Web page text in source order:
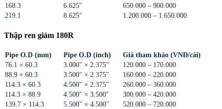
168.3
6.625″
650.000 – 900.000
219.1
8.625″ 1.200.000 – 1.650.000
Thập ren giảm 180R
Pipe O.D (mm) Pipe O.D (inch)
Giá tham khảo (VNĐ/cái)
76.1 × 60.3
3.000″ × 2.375″
120.000 – 170.000
88.9 × 60.3
3.500″ × 2.375″
160.000 – 220.000
114.3 × 60.3
4.500″ × 2.375″
260.000 – 360.000
114.3 × 88.9
4.500″ × 3.500″
300.000 – 420.000
139.7 × 114.3
5.500″ × 4.500″
520.000 – 720.000